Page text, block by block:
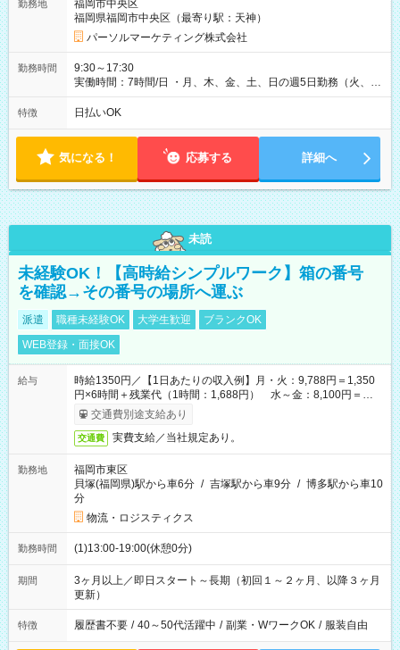
勤務地
福岡市中央区
福岡県福岡市中央区（最寄り駅：天神）
パーソルマーケティング株式会社
勤務時間
9:30～17:30
実働時間：7時間/日 ・月、木、金、土、日の週5日勤務（火、水
は固定休です／GW、お盆、年末年始等、長期休暇有り！） ・
ワンシフト！ ・残業ほぼナシ（0～5h/月）
特徴 日払いOK
気になる！ 応募する 詳細へ
未読
未経験OK！【高時給シンプルワーク】箱の番号
を確認→その番号の場所へ運ぶ
派遣 職種未経験OK 大学生歓迎
ブランクOK
WEB登録・面接OK
給与
時給1350円／【1日あたりの収入例】月・火：9,788円＝1,350
円×6時間＋残業代（1時間：1,688円） 水～金：8,100円＝
1,350円×6時間
交通費別途支給あり
交通費 実費支給／当社規定あり。
勤務地
福岡市東区
貝塚(福岡県)駅から車6分 / 吉塚駅から車9分 / 博多駅から車10
分
物流・ロジスティクス
勤務時間 (1)13:00-19:00(休憩0分)
期間
3ヶ月以上／即日スタート～長期（初回１～２ヶ月、以降３ヶ月
更新）
特徴 履歴書不要 / 40～50代活躍中 / 副業・WワークOK / 服装自由